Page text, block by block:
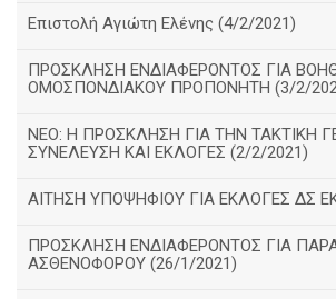
Επιστολή Αγιώτη Ελένης (4/2/2021)
ΠΡΟΣΚΛΗΣΗ ΕΝΔΙΑΦΕΡΟΝΤΟΣ ΓΙΑ
ΟΜΟΣΠΟΝΔΙΑΚΟΥ ΠΡΟΠΟΝΗΤΗ (3/2/
ΝΕΟ: Η ΠΡΟΣΚΛΗΣΗ ΓΙΑ ΤΗΝ ΤΑΚΤΙΚΗ
ΣΥΝΕΛΕΥΣΗ ΚΑΙ ΕΚΛΟΓΕΣ (2/2/2021)
ΑΙΤΗΣΗ ΥΠΟΨΗΦΙΟΥ ΓΙΑ ΕΚΛΟΓΕΣ ΔΣ
ΠΡΟΣΚΛΗΣΗ ΕΝΔΙΑΦΕΡΟΝΤΟΣ ΓΙΑ
ΑΣΘΕΝΟΦΟΡΟΥ (26/1/2021)